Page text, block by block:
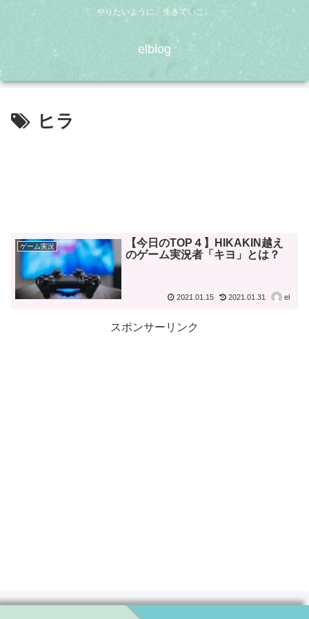
やりたいように、生きていこ。
elblog
ヒラ
ゲーム実況
【今日のTOP４】HIKAKIN越え
のゲーム実況者「キヨ」とは？
2021.01.15 2021.01.31 el
スポンサーリンク